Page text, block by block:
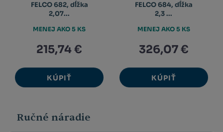
FELCO 682, dĺžka
2,07...
215,74 €
KÚPIŤ
MENEJ AKO 5 KS
FELCO 684, dĺžka
2,3 ...
326,07 €
KÚPIŤ
MENEJ AKO 5 KS
Ručné náradie